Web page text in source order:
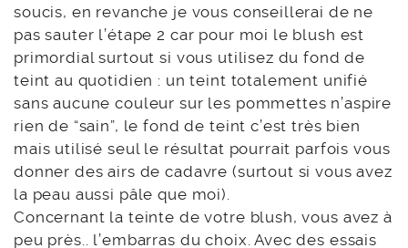
soucis, en revanche je vous conseillerai de ne
pas sauter l’étape 2 car pour moi le blush est
primordial surtout si vous utilisez du fond de
teint au quotidien : un teint totalement unifié
sans aucune couleur sur les pommettes n’aspire
rien de “sain”, le fond de teint c’est très bien
mais utilisé seul le résultat pourrait parfois vous
donner des airs de cadavre (surtout si vous avez
la peau aussi pâle que moi).
Concernant la teinte de votre blush, vous avez à
peu près.. l’embarras du choix. Avec des essais